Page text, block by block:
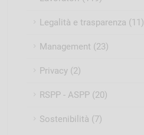
Legalità e trasparenza (11)
Management (23)
Privacy (2)
RSPP - ASPP (20)
Sostenibilità (7)